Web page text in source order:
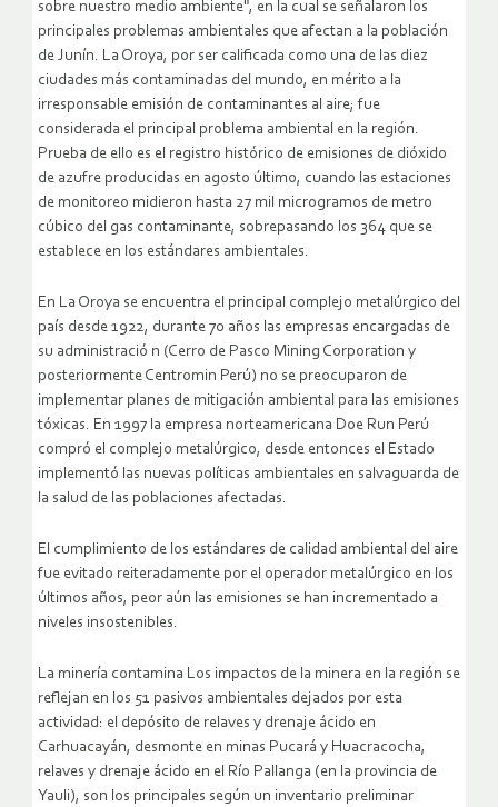
sobre nuestro medio ambiente", en la cual se señalaron los
principales problemas ambientales que afectan a la población
de Junín. La Oroya, por ser calificada como una de las diez
ciudades más contaminadas del mundo, en mérito a la
irresponsable emisión de contaminantes al aire; fue
considerada el principal problema ambiental en la región.
Prueba de ello es el registro histórico de emisiones de dióxido
de azufre producidas en agosto último, cuando las estaciones
de monitoreo midieron hasta 27 mil microgramos de metro
cúbico del gas contaminante, sobrepasando los 364 que se
establece en los estándares ambientales.
En La Oroya se encuentra el principal complejo metalúrgico del
país desde 1922, durante 70 años las empresas encargadas de
su administració n (Cerro de Pasco Mining Corporation y
posteriormente Centromin Perú) no se preocuparon de
implementar planes de mitigación ambiental para las emisiones
tóxicas. En 1997 la empresa norteamericana Doe Run Perú
compró el complejo metalúrgico, desde entonces el Estado
implementó las nuevas políticas ambientales en salvaguarda de
la salud de las poblaciones afectadas.
El cumplimiento de los estándares de calidad ambiental del aire
fue evitado reiteradamente por el operador metalúrgico en los
últimos años, peor aún las emisiones se han incrementado a
niveles insostenibles.
La minería contamina Los impactos de la minera en la región se
reflejan en los 51 pasivos ambientales dejados por esta
actividad: el depósito de relaves y drenaje ácido en
Carhuacayán, desmonte en minas Pucará y Huacracocha,
relaves y drenaje ácido en el Río Pallanga (en la provincia de
Yauli), son los principales según un inventario preliminar